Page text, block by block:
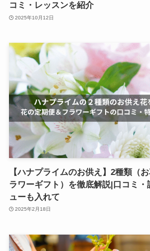
コミ・レッスンを紹介
2025年10月12日
【ハナプライムのお供え】2種類（
ラワーギフト）を徹底解説|口コミ・
ューも入れて
2025年2月18日